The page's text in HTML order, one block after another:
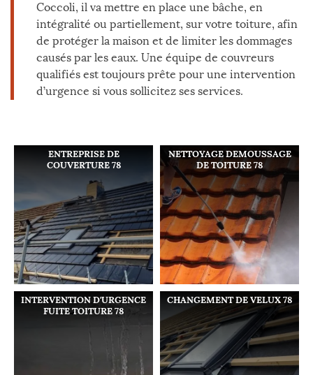
Coccoli, il va mettre en place une bâche, en
intégralité ou partiellement, sur votre toiture, afin
de protéger la maison et de limiter les dommages
causés par les eaux. Une équipe de couvreurs
qualifiés est toujours prête pour une intervention
d’urgence si vous sollicitez ses services.
ENTREPRISE DE
COUVERTURE 78
NETTOYAGE DEMOUSSAGE
DE TOITURE 78
INTERVENTION D'URGENCE
FUITE TOITURE 78
CHANGEMENT DE VELUX 78